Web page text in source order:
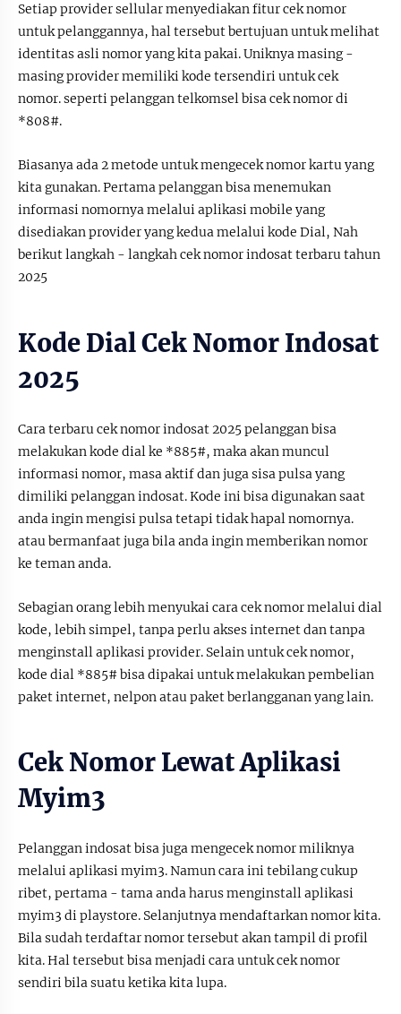
Setiap provider sellular menyediakan fitur cek nomor
untuk pelanggannya, hal tersebut bertujuan untuk melihat
identitas asli nomor yang kita pakai. Uniknya masing -
masing provider memiliki kode tersendiri untuk cek
nomor. seperti pelanggan telkomsel bisa cek nomor di
*808#.
Biasanya ada 2 metode untuk mengecek nomor kartu yang
kita gunakan. Pertama pelanggan bisa menemukan
informasi nomornya melalui aplikasi mobile yang
disediakan provider yang kedua melalui kode Dial, Nah
berikut langkah - langkah cek nomor indosat terbaru tahun
2025
Kode Dial Cek Nomor Indosat
2025
Cara terbaru cek nomor indosat 2025 pelanggan bisa
melakukan kode dial ke *885#, maka akan muncul
informasi nomor, masa aktif dan juga sisa pulsa yang
dimiliki pelanggan indosat. Kode ini bisa digunakan saat
anda ingin mengisi pulsa tetapi tidak hapal nomornya.
atau bermanfaat juga bila anda ingin memberikan nomor
ke teman anda.
Sebagian orang lebih menyukai cara cek nomor melalui dial
kode, lebih simpel, tanpa perlu akses internet dan tanpa
menginstall aplikasi provider. Selain untuk cek nomor,
kode dial *885# bisa dipakai untuk melakukan pembelian
paket internet, nelpon atau paket berlangganan yang lain.
Cek Nomor Lewat Aplikasi
Myim3
Pelanggan indosat bisa juga mengecek nomor miliknya
melalui aplikasi myim3. Namun cara ini tebilang cukup
ribet, pertama - tama anda harus menginstall aplikasi
myim3 di playstore. Selanjutnya mendaftarkan nomor kita.
Bila sudah terdaftar nomor tersebut akan tampil di profil
kita. Hal tersebut bisa menjadi cara untuk cek nomor
sendiri bila suatu ketika kita lupa.